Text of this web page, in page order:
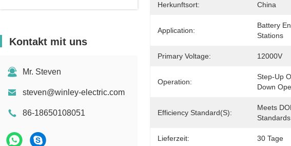
Dreiphasenreaktor
Kontakt mit uns
Mr. Steven
steven@winley-electric.com
86-18650108051
Herkunftsort: China
Application:
Battery
Stations
Primary Voltage: 12000V
Operation:
Step-Up
Down
Efficiency Standard(s):
Meets
Standards
Lieferzeit: 30 Tage